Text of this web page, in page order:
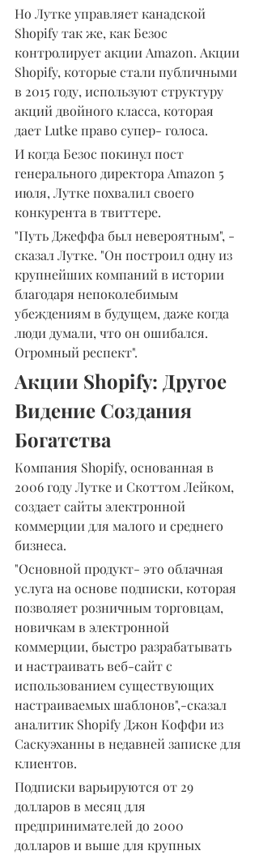
Но Лутке управляет канадской
Shopify так же, как Безос
контролирует акции Amazon. Акции
Shopify, которые стали публичными
в 2015 году, используют структуру
акций двойного класса, которая
дает Lutke право супер- голоса.
И когда Безос покинул пост
генерального директора Amazon 5
июля, Лутке похвалил своего
конкурента в твиттере.
"Путь Джеффа был невероятным", -
сказал Лутке. "Он построил одну из
крупнейших компаний в истории
благодаря непоколебимым
убеждениям в будущем, даже когда
люди думали, что он ошибался.
Огромный респект".
Акции Shopify: Другое
Видение Создания
Богатства
Компания Shopify, основанная в
2006 году Лутке и Скоттом Лейком,
создает сайты электронной
коммерции для малого и среднего
бизнеса.
"Основной продукт- это облачная
услуга на основе подписки, которая
позволяет розничным торговцам,
новичкам в электронной
коммерции, быстро разрабатывать
и настраивать веб-сайт с
использованием существующих
настраиваемых шаблонов",-сказал
аналитик Shopify Джон Коффи из
Саскуэханны в недавней записке для
клиентов.
Подписки варьируются от 29
долларов в месяц для
предпринимателей до 2000
долларов и выше для крупных